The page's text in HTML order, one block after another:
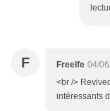
F Freelfe 04/
<br />
intéressants